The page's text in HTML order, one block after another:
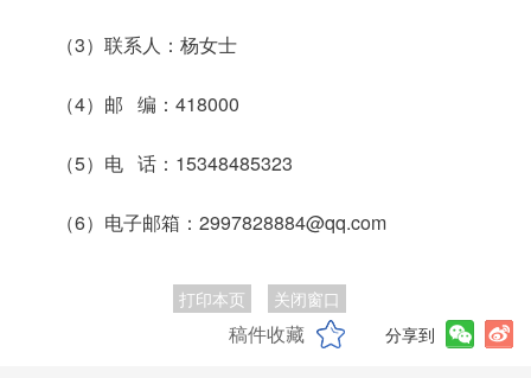
（3）联系人：杨女士
（4）邮 编：418000
（5）电 话：15348485323
（6）电子邮箱：2997828884@qq.com
打印本页 关闭窗口
稿件收藏 分享到